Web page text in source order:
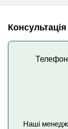
Консультація
Наші